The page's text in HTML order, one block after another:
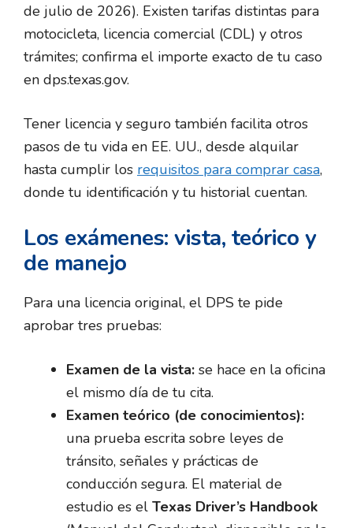
de julio de 2026). Existen tarifas distintas para
motocicleta, licencia comercial (CDL) y otros
trámites; confirma el importe exacto de tu caso
en dps.texas.gov.
Tener licencia y seguro también facilita otros
pasos de tu vida en EE. UU., desde alquilar
hasta cumplir los requisitos para comprar casa,
donde tu identificación y tu historial cuentan.
Los exámenes: vista, teórico y
de manejo
Para una licencia original, el DPS te pide
aprobar tres pruebas:
Examen de la vista: se hace en la oficina
el mismo día de tu cita.
Examen teórico (de conocimientos):
una prueba escrita sobre leyes de
tránsito, señales y prácticas de
conducción segura. El material de
estudio es el Texas Driver’s Handbook